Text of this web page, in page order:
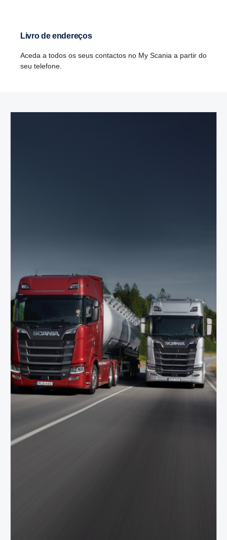
Livro de endereços
Aceda a todos os seus contactos no My Scania a partir do
seu telefone.